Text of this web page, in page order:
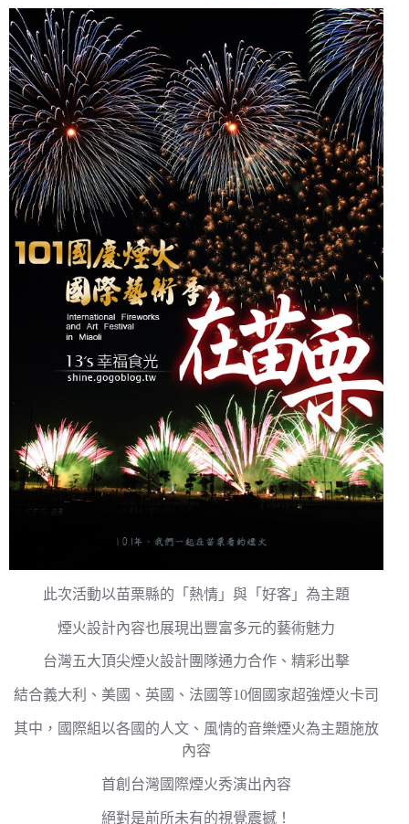
此次活動以苗栗縣的「熱情」與「好客」為主題
煙火設計內容也展現出豐富多元的藝術魅力
台灣五大頂尖煙火設計團隊通力合作、精彩出擊
結合義大利、美國、英國、法國等10個國家超強煙火卡司
其中，國際組以各國的人文、風情的音樂煙火為主題施放
內容
首創台灣國際煙火秀演出內容
絕對是前所未有的視覺震撼！